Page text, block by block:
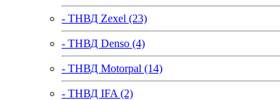
- ТНВД Zexel (23)
- ТНВД Denso (4)
- ТНВД Motorpal (14)
- ТНВД IFA (2)